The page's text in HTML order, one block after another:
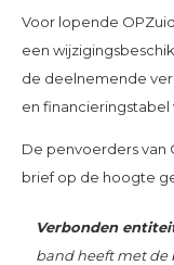
Voor lopende
een
de deelnemende
en financieringstabel
De penvoerders van
brief op de hoogte
Verbonden
band heeft met de